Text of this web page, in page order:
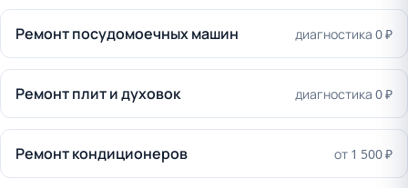
Ремонт посудомоечных машин диагностика 0 ₽
Ремонт плит и духовок диагностика 0 ₽
Ремонт кондиционеров от 1 500 ₽